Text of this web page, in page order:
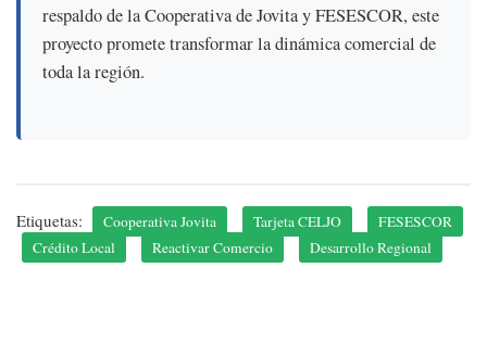
respaldo de la Cooperativa de Jovita y FESESCOR, este
proyecto promete transformar la dinámica comercial de
toda la región.
Etiquetas: Cooperativa Jovita Tarjeta CELJO
FESESCOR
Crédito Local
Reactivar Comercio Desarrollo Regional